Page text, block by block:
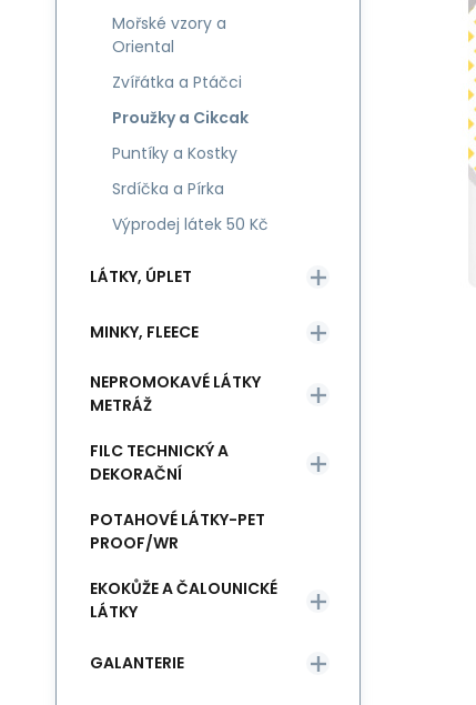
Mořské vzory a
Oriental
Zvířátka a Ptáčci
Proužky a Cikcak
Puntíky a Kostky
Srdíčka a Pírka
Výprodej látek 50 Kč
LÁTKY, ÚPLET
MINKY, FLEECE
NEPROMOKAVÉ LÁTKY
METRÁŽ
FILC TECHNICKÝ A
DEKORAČNÍ
POTAHOVÉ LÁTKY-PET
PROOF/WR
EKOKŮŽE A ČALOUNICKÉ
LÁTKY
GALANTERIE